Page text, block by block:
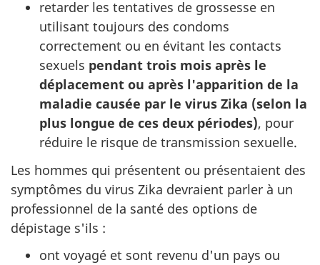
retarder les tentatives de grossesse en
utilisant toujours des condoms
correctement ou en évitant les contacts
sexuels pendant trois mois après le
déplacement ou après l'apparition de la
maladie causée par le virus Zika (selon la
plus longue de ces deux périodes), pour
réduire le risque de transmission sexuelle.
Les hommes qui présentent ou présentaient des
symptômes du virus Zika devraient parler à un
professionnel de la santé des options de
dépistage s'ils :
ont voyagé et sont revenu d'un pays ou